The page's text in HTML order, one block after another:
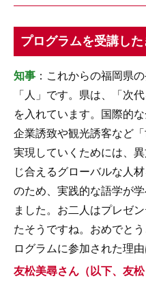
プログラムを受講し
知事 ：これからの福岡県
「人」です。県は、「次
を入れています。国際的
企業誘致や観光誘客など
実現していくためには、
じ合えるグローバルな人
のため、実践的な語学が
ました。お二人はプレゼ
たそうですね。おめでと
ログラムに参加された理由
友松美尋さん（以下、友松